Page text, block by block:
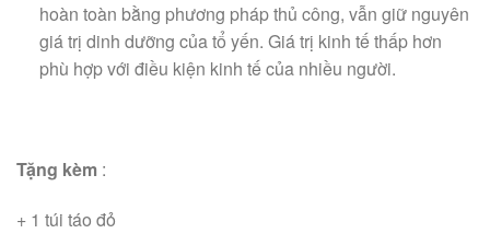
hoàn toàn bằng phương pháp thủ công, vẫn giữ nguyên
giá trị dinh dưỡng của tổ yến. Giá trị kinh tế thấp hơn
phù hợp với điều kiện kinh tế của nhiều người.
Tặng kèm :
+ 1 túi táo đỏ